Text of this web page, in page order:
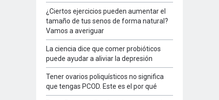
¿Ciertos ejercicios pueden aumentar el
tamaño de tus senos de forma natural?
Vamos a averiguar
La ciencia dice que comer probióticos
puede ayudar a aliviar la depresión
Tener ovarios poliquísticos no significa
que tengas PCOD. Este es el por qué